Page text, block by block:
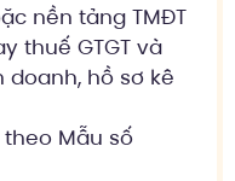
nền tảng TMĐT
thuế GTGT và
doanh, hồ sơ kê
theo Mẫu số